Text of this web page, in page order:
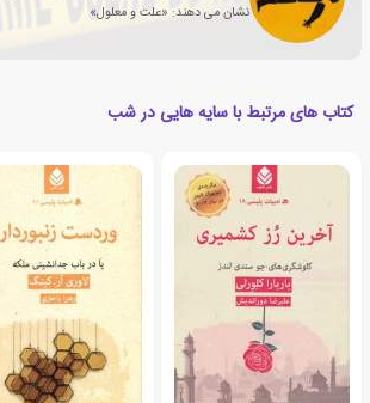
نشان می دهند: «علت و معلول»
کتاب های مرتبط با سایه هایی در شب